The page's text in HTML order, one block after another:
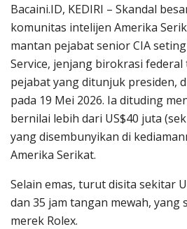
Bacaini.ID, KEDIRI – Skandal
komunitas intelijen Amerika
mantan pejabat senior CIA
Service, jenjang birokrasi
pejabat yang ditunjuk presiden,
pada 19 Mei 2026. Ia dituding
bernilai lebih dari US$40 juta
yang disembunyikan di
Amerika Serikat.
Selain emas, turut disita sekitar
dan 35 jam tangan mewah, yang
merek Rolex.